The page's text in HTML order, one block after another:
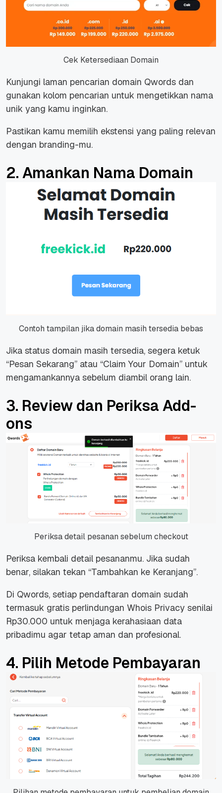
Cek Ketersediaan Domain
Kunjungi laman pencarian domain Qwords dan
gunakan kolom pencarian untuk mengetikkan nama
unik yang kamu inginkan.
Pastikan kamu memilih ekstensi yang paling relevan
dengan branding-mu.
2. Amankan Nama Domain
Contoh tampilan jika domain masih tersedia bebas
Jika status domain masih tersedia, segera ketuk
“Pesan Sekarang” atau “Claim Your Domain” untuk
mengamankannya sebelum diambil orang lain.
3. Review dan Periksa Add-
ons
Periksa detail pesanan sebelum checkout
Periksa kembali detail pesananmu. Jika sudah
benar, silakan tekan “Tambahkan ke Keranjang”.
Di Qwords, setiap pendaftaran domain sudah
termasuk gratis perlindungan Whois Privacy senilai
Rp30.000 untuk menjaga kerahasiaan data
pribadimu agar tetap aman dan profesional.
4. Pilih Metode Pembayaran